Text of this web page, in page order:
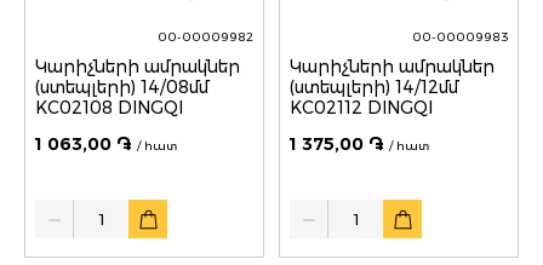
00-00009982
Կարիչների ամրակներ
(ստեպլերի) 14/08մմ
KC02108 DINGQI
1 063,00 ֏ / հատ
00-00009983
Կարիչների ամրակներ
(ստեպլերի) 14/12մմ
KC02112 DINGQI
1 375,00 ֏ / հատ